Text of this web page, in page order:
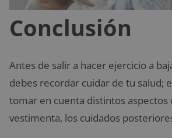
Conclusión
Antes de salir a hacer ejercicio a
debes recordar cuidar de tu salud;
tomar en cuenta distintos aspectos
vestimenta, los cuidados